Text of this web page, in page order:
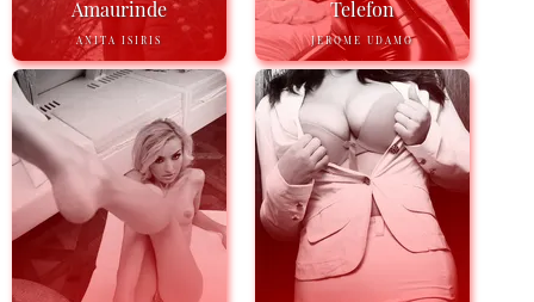
Amaurinde
ANITA ISIRIS
Telefon
JEROME UDAMO